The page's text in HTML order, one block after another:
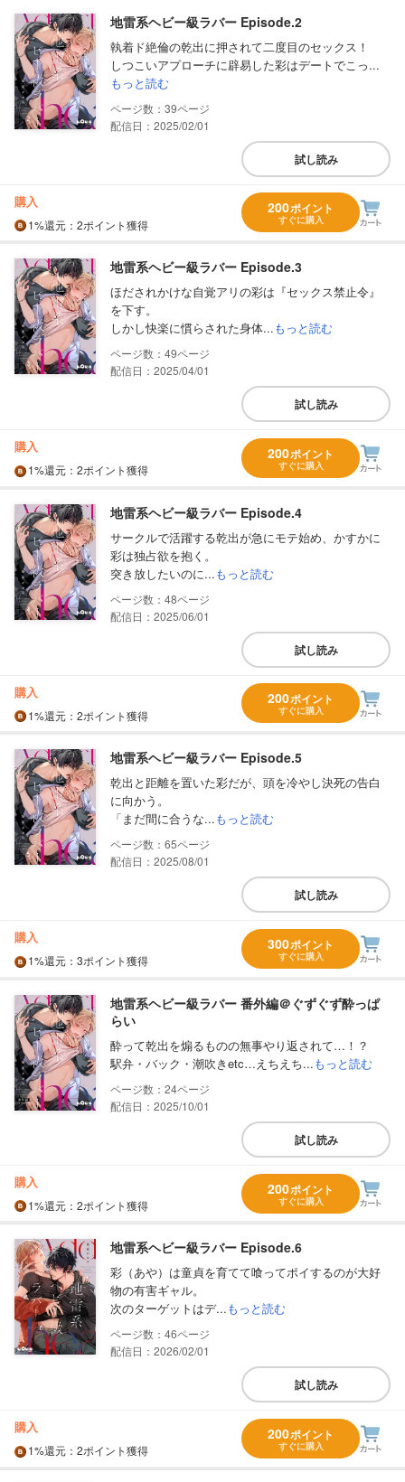
地雷系ヘビー級ラバー Episode.2
執着ド絶倫の乾出に押されて二度目のセックス！
しつこいアプローチに辟易した彩はデートでこっ...
もっと読む
39
配信日：2025/02/01
試し読み
購入
1%還元 ：2ポイント獲得
200ポイント
すぐに購入
地雷系ヘビー級ラバー Episode.3
ほだされかけな自覚アリの彩は『セックス禁止令』
を下す。
しかし快楽に慣らされた身体...もっと読む
49
配信日：2025/04/01
試し読み
購入
1%還元 ：2ポイント獲得
200ポイント
すぐに購入
地雷系ヘビー級ラバー Episode.4
サークルで活躍する乾出が急にモテ始め、かすかに
彩は独占欲を抱く。
突き放したいのに...もっと読む
48
配信日：2025/06/01
試し読み
購入
1%還元 ：2ポイント獲得
200ポイント
すぐに購入
地雷系ヘビー級ラバー Episode.5
乾出と距離を置いた彩だが、頭を冷やし決死の告白
に向かう。
「まだ間に合うな...もっと読む
65
配信日：2025/08/01
試し読み
購入
1%還元 ：3ポイント獲得
300ポイント
すぐに購入
地雷系ヘビー級ラバー 番外編＠ぐずぐず酔っぱ
らい
酔って乾出を煽るものの無事やり返されて…！？
駅弁・バック・潮吹きetc…えちえち...もっと読む
24
配信日：2025/10/01
試し読み
購入
1%還元 ：2ポイント獲得
200ポイント
すぐに購入
地雷系ヘビー級ラバー Episode.6
彩（あや）は童貞を育てて喰ってポイするのが大好
物の有害ギャル。
次のターゲットはデ...もっと読む
46
配信日：2026/02/01
試し読み
購入
1%還元 ：2ポイント獲得
200ポイント
すぐに購入